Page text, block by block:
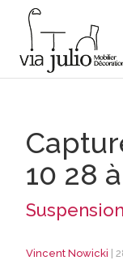
10 28
Vincent Nowicki